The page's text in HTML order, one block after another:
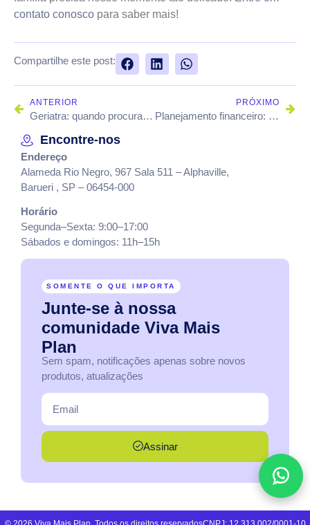
contato conosco para saber mais!
Compartilhe este post:
ANTERIOR
Geriatra: quando procurar este profissional?
PRÓXIMO
Planejamento financeiro: qual a importância disso para sua vida?
Encontre-nos
Endereço
Alameda Rio Negro, 967 Sala 511 – Alphaville,
Barueri , SP – 06454-000
Horário
Segunda–Sexta: 9:00–17:00
Sábados e domingos: 11h–15h
SOMENTE O QUE IMPORTA
Junte-se à nossa
comunidade Viva Mais
Plan
Sem spam, notificações apenas sobre novos
produtos, atualizações
Assinar
Fale